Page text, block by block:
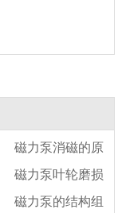
磁力泵消磁的原
因及解决方法
磁力泵叶轮磨损
原因磁力泵的结构组